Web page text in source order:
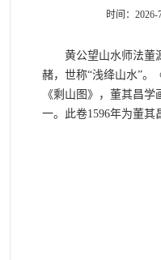
时间：
黄公望山水师法董源
赭，世称“浅绛山水”。
《剩山图》，董其昌
一。此卷1596年为董